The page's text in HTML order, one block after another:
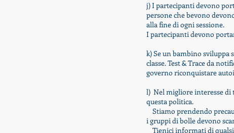
j) I partecipanti devono
persone che bevono
alla fine di ogni sessione.
I partecipanti devono
k) Se un bambino sviluppa
classe. Test & Trace da
governo riconquistare
l) Nel migliore interesse di
questa politica.
Stiamo prendendo
i gruppi di bolle devono
Tienici informati di